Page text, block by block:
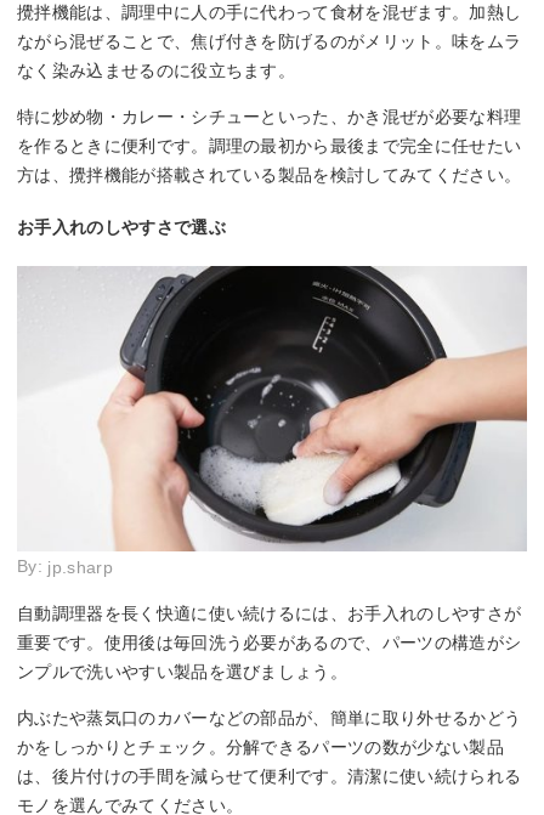
攪拌機能は、調理中に人の手に代わって食材を混ぜます。加熱し
ながら混ぜることで、焦げ付きを防げるのがメリット。味をムラ
なく染み込ませるのに役立ちます。
特に炒め物・カレー・シチューといった、かき混ぜが必要な料理
を作るときに便利です。調理の最初から最後まで完全に任せたい
方は、攪拌機能が搭載されている製品を検討してみてください。
お手入れのしやすさで選ぶ
By: jp.sharp
自動調理器を長く快適に使い続けるには、お手入れのしやすさが
重要です。使用後は毎回洗う必要があるので、パーツの構造がシ
ンプルで洗いやすい製品を選びましょう。
内ぶたや蒸気口のカバーなどの部品が、簡単に取り外せるかどう
かをしっかりとチェック。分解できるパーツの数が少ない製品
は、後片付けの手間を減らせて便利です。清潔に使い続けられる
モノを選んでみてください。